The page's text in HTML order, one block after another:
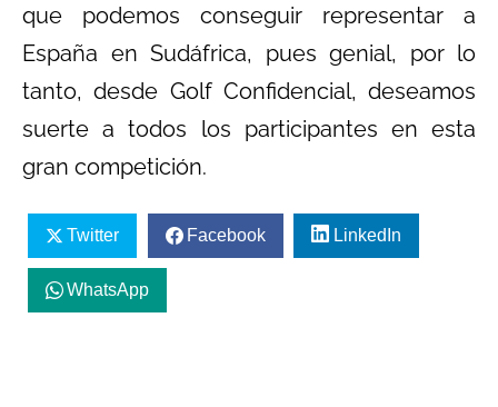
que podemos conseguir representar a
España en Sudáfrica, pues genial, por lo
tanto, desde Golf Confidencial, deseamos
suerte a todos los participantes en esta
gran competición.
Twitter Facebook LinkedIn
WhatsApp